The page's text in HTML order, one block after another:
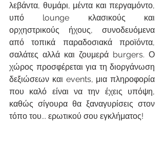
λεβάντα, θυμάρι, μέντα και περγαμόντο,
υπό lounge κλασικούς και
ορχηστρικούς ήχους, συνοδευόμενα
από τοπικά παραδοσιακά προϊόντα,
σαλάτες αλλά και ζουμερά burgers. Ο
χώρος προσφέρεται για τη διοργάνωση
δεξιώσεων και events, μια πληροφορία
που καλό είναι να την έχεις υπόψη,
καθώς σίγουρα θα ξαναγυρίσεις στον
τόπο του... ερωτικού σου εγκλήματος!